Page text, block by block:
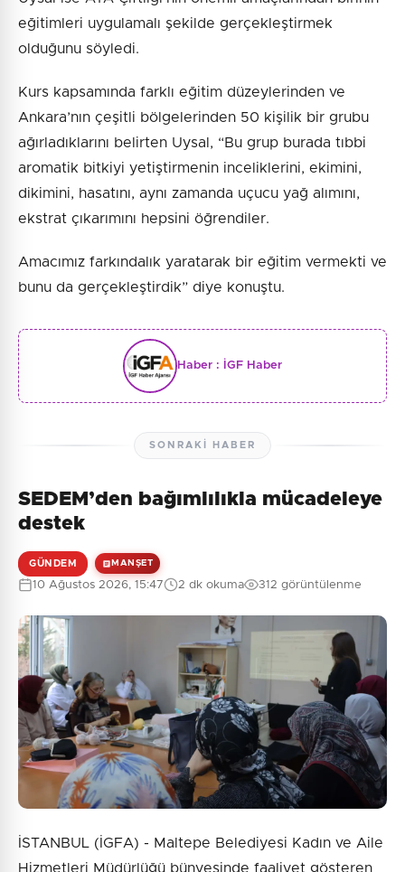
eğitimleri uygulamalı şekilde gerçekleştirmek
olduğunu söyledi.
Kurs kapsamında farklı eğitim düzeylerinden ve
Ankara’nın çeşitli bölgelerinden 50 kişilik bir grubu
ağırladıklarını belirten Uysal, “Bu grup burada tıbbi
aromatik bitkiyi yetiştirmenin inceliklerini, ekimini,
dikimini, hasatını, aynı zamanda uçucu yağ alımını,
ekstrat çıkarımını hepsini öğrendiler.
Amacımız farkındalık yaratarak bir eğitim vermekti ve
bunu da gerçekleştirdik” diye konuştu.
Haber : İGF Haber
SONRAKI HABER
SEDEM’den bağımlılıkla mücadeleye
destek
GÜNDEM MANŞET
10 Ağustos 2026, 15:47 2 dk okuma 312 görüntülenme
İSTANBUL (İGFA) - Maltepe Belediyesi Kadın ve Aile
Hizmetleri Müdürlüğü bünyesinde faaliyet gösteren